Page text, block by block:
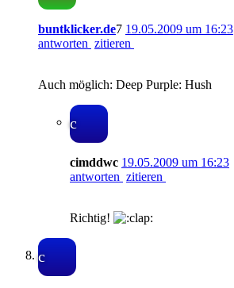
buntklicker.de7 19.05.2009 um 16:23
antworten zitieren
Auch möglich: Deep Purple: Hush
c
cimddwc 19.05.2009 um 16:23
antworten zitieren
Richtig!
c